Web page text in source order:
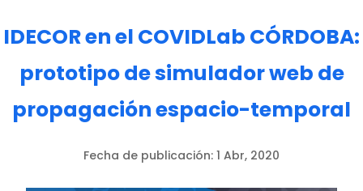
IDECOR en el COVIDLab CÓRDOBA:
prototipo de simulador web de
propagación espacio-temporal
Fecha de publicación: 1 Abr, 2020